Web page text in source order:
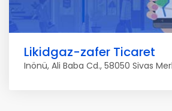
Likidgaz-zafer Ticaret
Inönü, Ali Baba Cd., 58050 Sivas